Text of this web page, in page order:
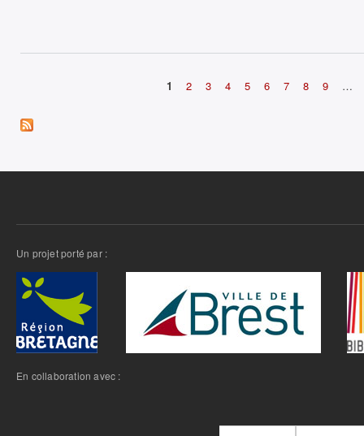
1 2 3 4 5 6 7 8 9 …
Un projet porté par :
En collaboration avec :